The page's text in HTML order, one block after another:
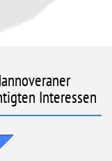
Interessen